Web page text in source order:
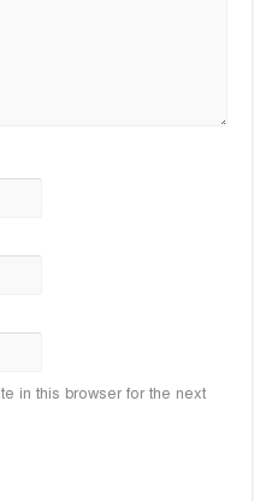
in this browser for the next